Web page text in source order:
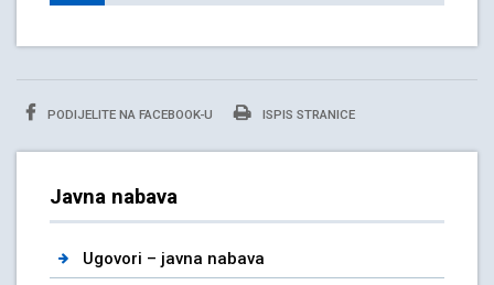
PODIJELITE NA FACEBOOK-U ISPIS STRANICE
Javna nabava
Ugovori – javna nabava